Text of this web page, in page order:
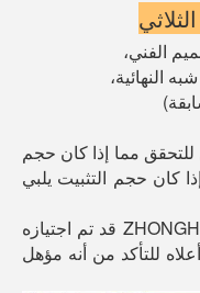
الفني،
النهائية،
مما إذا كان حجم
كان حجم التثبيت يلبي
خلاصة القول، كل منتج من منتجات ZHONGHE قد تم اجتيازه
للتأكد من أنه مؤهل